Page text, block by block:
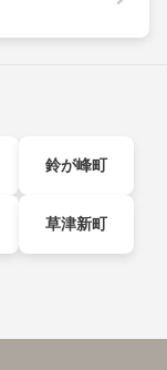
鈴が峰町
草津新町